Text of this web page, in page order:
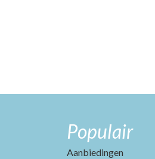
Populair
Aanbiedingen